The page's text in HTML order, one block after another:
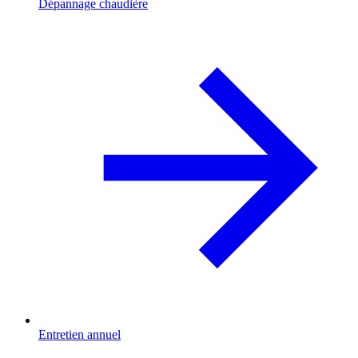
Dépannage chaudière
Entretien annuel